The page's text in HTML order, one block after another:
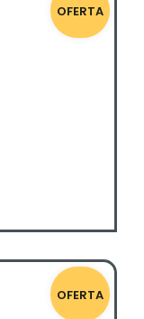
OFERTA
OFERTA